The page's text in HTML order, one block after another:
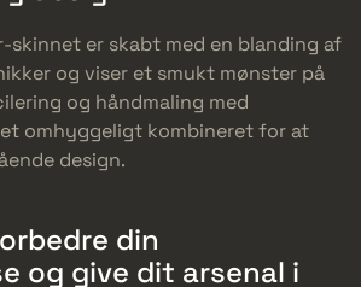
skinnet er skabt med en blanding af
og viser et smukt mønster på
og håndmaling med
omhyggeligt kombineret for at
design.
din
og give dit arsenal i